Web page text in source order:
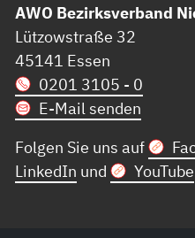
AWO Bezirksverband
Lützowstraße 32
45141 Essen
0201 3105 - 0
E-Mail senden
Folgen Sie uns auf
LinkedIn und YouTube